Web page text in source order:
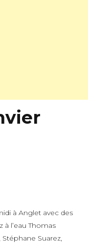
à Anglet avec des
à l’eau Thomas
Suarez,